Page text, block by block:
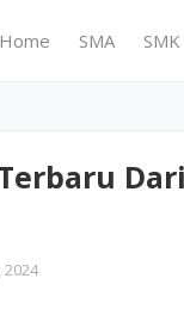
Home SMA SMK
2024